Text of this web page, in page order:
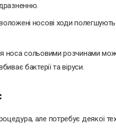
носові ходи
носа сольовими розчинами
бактерії та віруси.
але потребує деякої